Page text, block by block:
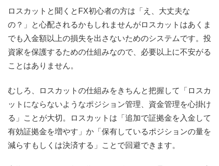
ロスカットと聞くとFX初心者の方は「え、大丈夫な
の？」と心配されるかもしれませんがロスカットはあくま
でも入金額以上の損失を出さないためのシステムです。投
資家を保護するための仕組みなので、必要以上に不安がる
ことはありません。
むしろ、ロスカットの仕組みをきちんと把握して「ロスカ
ットにならないようなポジション管理、資金管理を心掛け
る」ことが大切。ロスカットは「追加で証拠金を入金して
有効証拠金を増やす」か「保有しているポジションの量を
減らすもしくは決済する」ことで回避できます。